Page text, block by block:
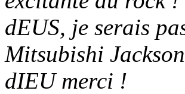
dEUS, je serais
Mitsubishi
dIEU merci !